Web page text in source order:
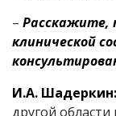
– Расскажите,
клинической
И.А. Шадеркин:
другой